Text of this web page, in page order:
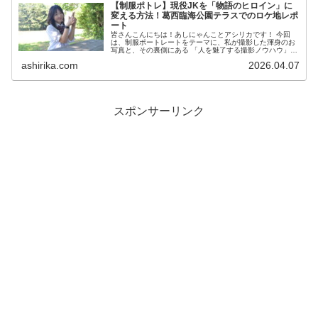
【制服ポトレ】現役JKを「物語のヒロイン」に
変える方法！葛西臨海公園テラスでのロケ地レポ
ート
皆さんこんにちは！あしにゃんことアシリカです！ 今回
は、制服ポートレートをテーマに、私が撮影した渾身のお
写真と、その裏側にある 「人を魅了する撮影ノウハウ」
ashirika.com 2026.04.07
スポンサーリンク